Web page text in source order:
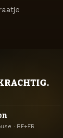
· BE+ER